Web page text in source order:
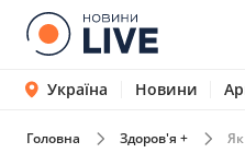
Україна Новини
Головна Здоров'я +